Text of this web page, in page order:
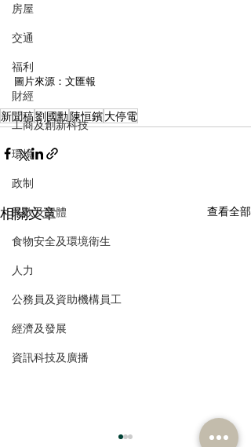
房屋
交通
福利
財經
工商及創新科技
環境
政制
民政及文體
食物安全及環境衛生
人力
公務員及資助機構員工
經濟及發展
資訊科技及廣播
圖片來源：文匯報
新聞稿劉國勳陳恒鑌大停電
相關文章 查看全部